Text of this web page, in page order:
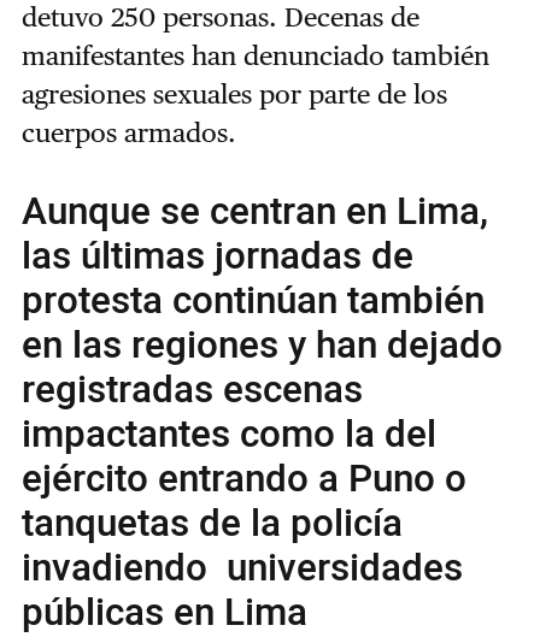
detuvo 250 personas. Decenas de
manifestantes han denunciado también
agresiones sexuales por parte de los
cuerpos armados.
Aunque se centran en Lima,
las últimas jornadas de
protesta continúan también
en las regiones y han dejado
registradas escenas
impactantes como la del
ejército entrando a Puno o
tanquetas de la policía
invadiendo universidades
públicas en Lima